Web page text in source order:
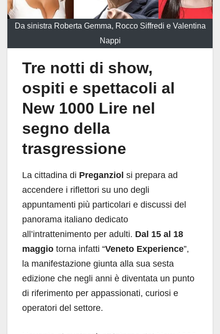
Da sinistra Roberta Gemma, Rocco Siffredi e Valentina
Nappi
Tre notti di show,
ospiti e spettacoli al
New 1000 Lire nel
segno della
trasgressione
La cittadina di Preganziol si prepara ad
accendere i riflettori su uno degli
appuntamenti più particolari e discussi del
panorama italiano dedicato
all’intrattenimento per adulti. Dal 15 al 18
maggio torna infatti “Veneto Experience”,
la manifestazione giunta alla sua sesta
edizione che negli anni è diventata un punto
di riferimento per appassionati, curiosi e
operatori del settore.